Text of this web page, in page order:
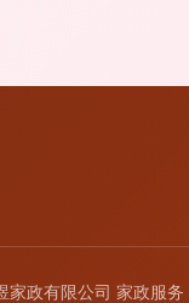
家政有限公司 家政服务